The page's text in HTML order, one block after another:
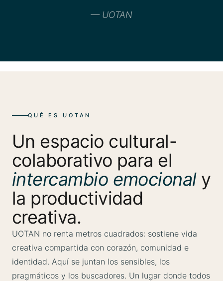
— UOTAN
QUÉ ES UOTAN
Un espacio cultural-
colaborativo para el
intercambio emocionaly
la productividad
creativa.
UOTAN no renta metros cuadrados: sostiene vida
creativa compartida con corazón, comunidad e
identidad. Aquí se juntan los sensibles, los
pragmáticos y los buscadores. Un lugar donde todos